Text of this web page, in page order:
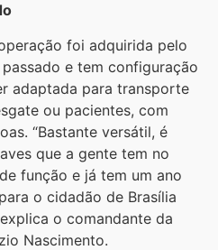
foi adquirida pelo
e tem configuração
adaptada para transporte
ou pacientes, com
“Bastante versátil, é
que a gente tem no
função e já tem um ano
o cidadão de Brasília
o comandante da
Nascimento.